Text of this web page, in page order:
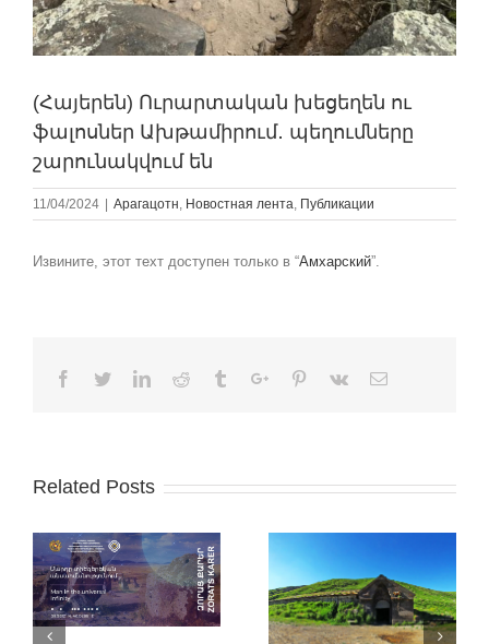
(Հայերեն) Ուրարտական խեցեղեն ու
ֆալոսներ Ախթամիրում․ պեղումները
շարունակվում են
11/04/2024 Арагацотн, Новостная лента, Публикации
Извините, этот техт доступен только в “Амхарский”.
Facebook
TwitterLinkedinReddit TumblrGoogle+Pinterest
Vk Email
Related Posts